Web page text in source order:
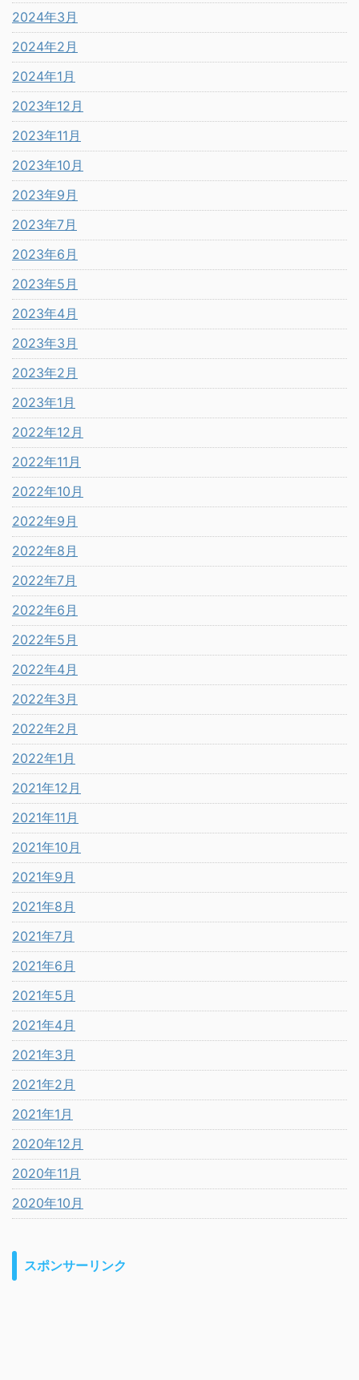
2024年3月
2024年2月
2024年1月
2023年12月
2023年11月
2023年10月
2023年9月
2023年7月
2023年6月
2023年5月
2023年4月
2023年3月
2023年2月
2023年1月
2022年12月
2022年11月
2022年10月
2022年9月
2022年8月
2022年7月
2022年6月
2022年5月
2022年4月
2022年3月
2022年2月
2022年1月
2021年12月
2021年11月
2021年10月
2021年9月
2021年8月
2021年7月
2021年6月
2021年5月
2021年4月
2021年3月
2021年2月
2021年1月
2020年12月
2020年11月
2020年10月
スポンサーリンク